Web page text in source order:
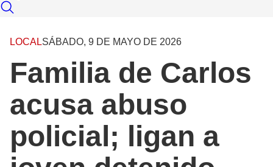
LOCALSÁBADO, 9 DE MAYO DE 2026
Familia de Carlos
acusa abuso
policial; ligan a